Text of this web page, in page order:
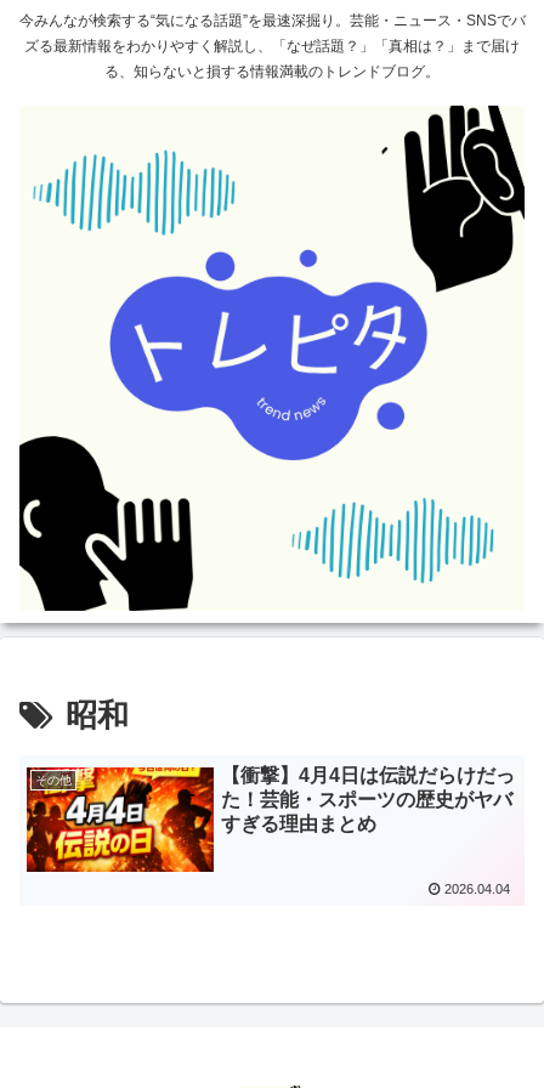
今みんなが検索する“気になる話題”を最速深掘り。芸能・ニュース・SNSでバ
ズる最新情報をわかりやすく解説し、「なぜ話題？」「真相は？」まで届け
る、知らないと損する情報満載のトレンドブログ。
昭和
その他
【衝撃】4月4日は伝説だらけだっ
た！芸能・スポーツの歴史がヤバ
すぎる理由まとめ
2026.04.04